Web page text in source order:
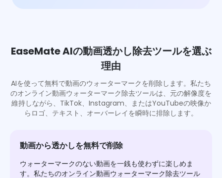
EaseMate AIの動画透かし除去ツールを選ぶ
理由
AIを使って無料で動画のウォーターマークを削除します。私たち
のオンライン動画ウォーターマーク除去ツールは、元の解像度を
維持しながら、TikTok、Instagram、またはYouTubeの映像か
らロゴ、テキスト、オーバーレイを瞬時に排除します。
動画から透かしを無料で削除
ウォーターマークのない動画を一銭も使わずに楽しめま
す。私たちのオンライン動画ウォーターマーク除去ツール